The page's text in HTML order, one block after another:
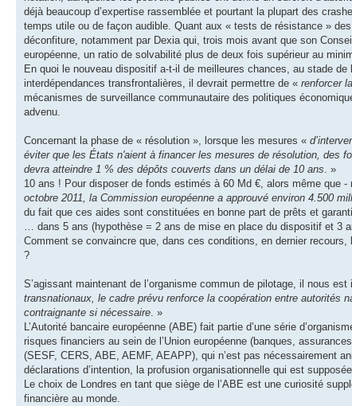
déjà beaucoup d’expertise rassemblée et pourtant la plupart des
temps utile ou de façon audible. Quant aux « tests de résistance »
déconfiture, notamment par Dexia qui, trois mois avant que son
européenne, un ratio de solvabilité plus de deux fois supérieur au
En quoi le nouveau dispositif a-t-il de meilleures chances, au stade
interdépendances transfrontalières, il devrait permettre de « renforcer
mécanismes de surveillance communautaire des politiques
advenu.
Concernant la phase de « résolution », lorsque les mesures «
éviter que les États n'aient à financer les mesures de résolution, des
devra atteindre 1 % des dépôts couverts dans un délai de 10 ans. »
10 ans ! Pour disposer de fonds estimés à 60 Md €, alors même que
octobre 2011, la Commission européenne a approuvé environ 4.500
du fait que ces aides sont constituées en bonne part de prêts et
… dans 5 ans (hypothèse = 2 ans de mise en place du dispositif et 3
Comment se convaincre que, dans ces conditions, en dernier
?
S’agissant maintenant de l’organisme commun de pilotage, il nous est
transnationaux, le cadre prévu renforce la coopération entre
contraignante si nécessaire. »
L’Autorité bancaire européenne (ABE) fait partie d’une série
risques financiers au sein de l’Union européenne (banques,
(SESF, CERS, ABE, AEMF, AEAPP), qui n’est pas nécessairement
déclarations d’intention, la profusion organisationnelle qui est
Le choix de Londres en tant que siège de l’ABE est une curiosité
financière au monde.